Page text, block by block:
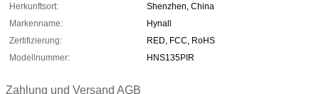
Herkunftsort:
Shenzhen, China
Markenname:
Hynall
Zertifizierung:
RED, FCC, RoHS
Modellnummer:
HNS135PIR
Zahlung und Versand AGB